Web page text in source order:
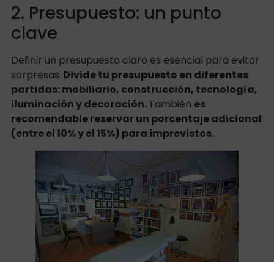
2. Presupuesto: un punto
clave
Definir un presupuesto claro es esencial para evitar
sorpresas. Divide tu presupuesto en diferentes
partidas: mobiliario, construcción, tecnología,
iluminación y decoración.También es
recomendable reservar un porcentaje adicional
(entre el 10% y el 15%) para imprevistos.